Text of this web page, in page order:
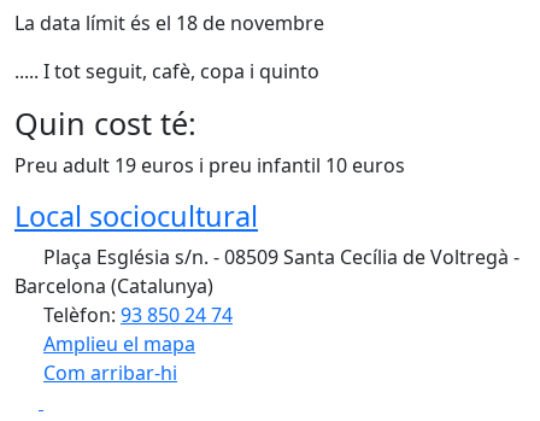
La data límit és el 18 de novembre
..... I tot seguit, cafè, copa i quinto
Quin cost té:
Preu adult 19 euros i preu infantil 10 euros
Local sociocultural
Plaça Església s/n. - 08509 Santa Cecília de Voltregà -
Barcelona (Catalunya)
Telèfon: 93 850 24 74
Amplieu el mapa
Com arribar-hi